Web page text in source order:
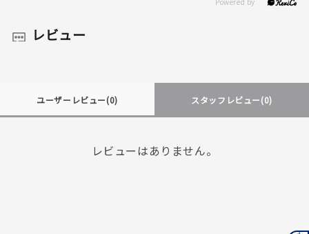
レビュー
ユーザーレビュー(0) スタッフレビュー(0)
レビューはありません。